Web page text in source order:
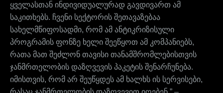
ყველასთან ინდივიდუალურად გავდივართ ამ
საკითხებს. ჩვენი სექტორის შეთავაზებაა
სახელმწიფოსადმი, რომ ამ ანტიკრიზისული
პროგრამის ფონზე ხელი შეეწყოთ ამ კომპანიებს,
რათა მათ შეძლონ თავისი თანამშრომლებისთვის
ჯანმრთელობის დაზღვევის პაკეტის შენარჩუნება.
იმისთვის, რომ არ შეუწყდეს ამ ხალხს ის სერვისები,